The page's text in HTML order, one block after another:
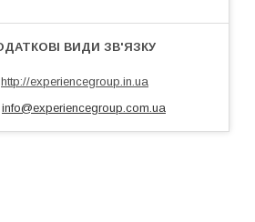
http://experiencegroup.in.ua
info@experiencegroup.com.ua